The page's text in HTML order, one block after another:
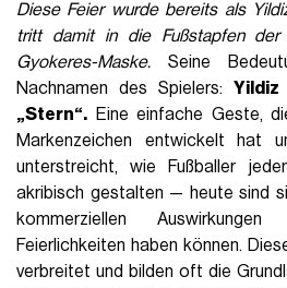
Diese Feier wurde bereits als
tritt damit in die Fußstapfen der
Gyokeres-Maske. Seine
Nachnamen des Spielers: Yildiz
„Stern“. Eine einfache Geste,
Markenzeichen entwickelt hat
unterstreicht, wie Fußballer
akribisch gestalten — heute sind
kommerziellen
Feierlichkeiten haben können.
verbreitet und bilden oft die